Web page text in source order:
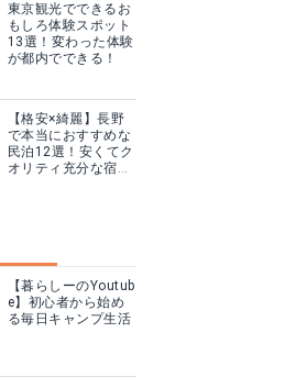
東京観光でできるお
もしろ体験スポット
13選！変わった体験
が都内でできる！
【格安×綺麗】長野
で本当におすすめな
民泊12選！安くてク
オリティ充分な宿は
【暮らしーのYoutub
e】初心者から始め
る毎日キャンプ生活